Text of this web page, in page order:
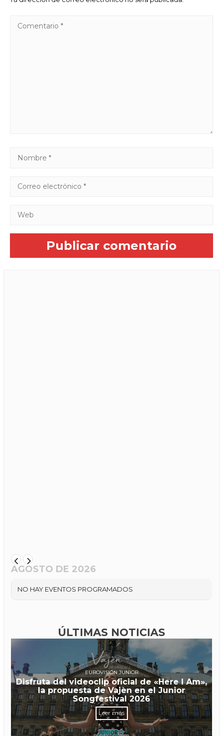
AGOSTO DE 2026
NO HAY EVENTOS PROGRAMADOS
ÚLTIMAS NOTICIAS
EUROVISIÓN JUNIOR
Disfruta del videoclip oficial de «Here I Am»,
la propuesta de Vajèn en el Junior
Songfestival 2026
Leer más